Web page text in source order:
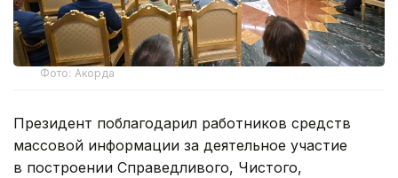
Фото: Акорда
Президент поблагодарил работников средств
массовой информации за деятельное участие
в построении Справедливого, Чистого,